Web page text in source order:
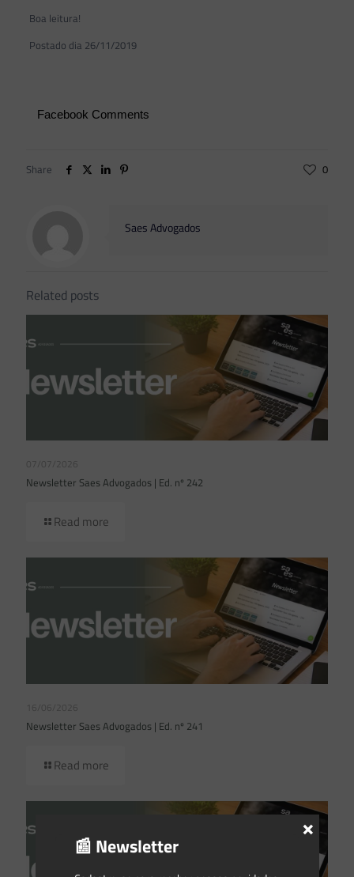
Boa leitura!
Postado dia 26/11/2019
Facebook Comments
Share 0
Saes Advogados
Related posts
07/07/2026
Newsletter Saes Advogados | Ed. nº 242
Read more
16/06/2026
Newsletter Saes Advogados | Ed. nº 241
Read more
📰 Newsletter
×